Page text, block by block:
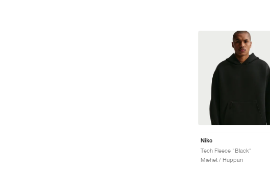
Nike
Tech Fleece "Black"
Miehet / Huppari